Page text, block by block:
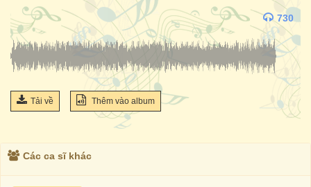
730
Tải về Thêm vào album
Các ca sĩ khác